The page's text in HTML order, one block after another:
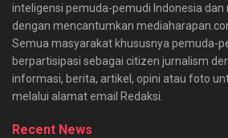
inteligensi pemuda-pemudi Indonesia dan
dengan mencantumkan
Semua masyarakat khususnya pemuda-
berpartisipasi sebagai citizen jurnalism
informasi, berita, artikel, opini atau foto
melalui alamat email Redaksi.
Recent News